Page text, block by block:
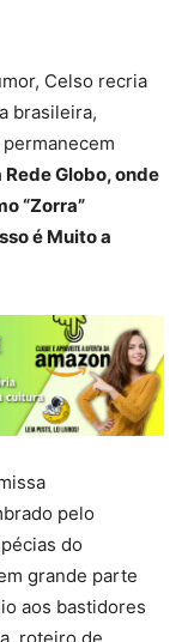
Celso recria
brasileira,
Globo, onde
“Zorra”
é Muito a
pelo
do
grande parte
aos bastidores